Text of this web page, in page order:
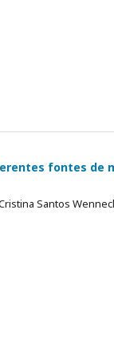
fontes de
Santos